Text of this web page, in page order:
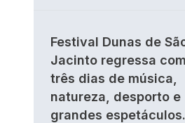
Festival Dunas de
Jacinto regressa com
três dias de música,
natureza, desporto e
grandes espetáculos.